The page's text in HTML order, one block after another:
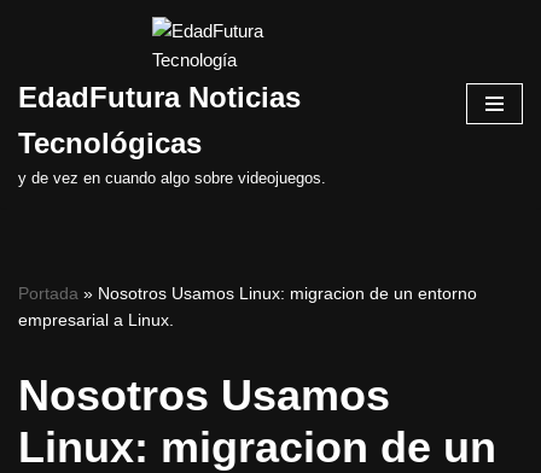
al
EdadFutura Noticias
Tecnológicas
y de vez en cuando algo sobre videojuegos.
Portada » Nosotros Usamos Linux: migracion de un entorno
empresarial a Linux.
Nosotros Usamos
Linux: migracion de un